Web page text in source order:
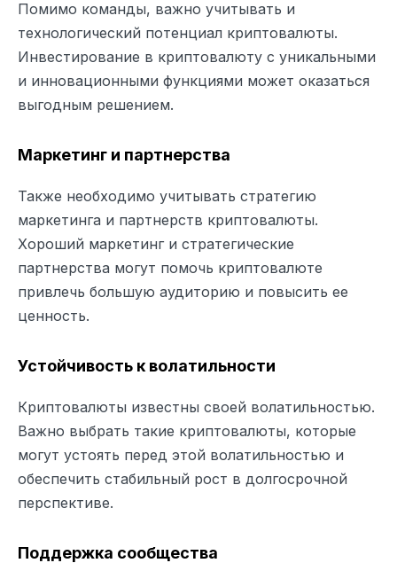
Помимо команды, важно учитывать и
технологический потенциал криптовалюты.
Инвестирование в криптовалюту с уникальными
и инновационными функциями может оказаться
выгодным решением.
Маркетинг и партнерства
Также необходимо учитывать стратегию
маркетинга и партнерств криптовалюты.
Хороший маркетинг и стратегические
партнерства могут помочь криптовалюте
привлечь большую аудиторию и повысить ее
ценность.
Устойчивость к волатильности
Криптовалюты известны своей волатильностью.
Важно выбрать такие криптовалюты, которые
могут устоять перед этой волатильностью и
обеспечить стабильный рост в долгосрочной
перспективе.
Поддержка сообщества